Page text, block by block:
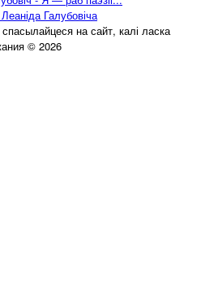
Галубовіча
на сайт, калі ласка
© 2026